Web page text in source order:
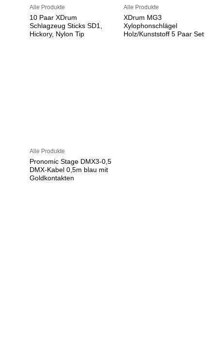
Alle Produkte
10 Paar XDrum
Schlagzeug Sticks SD1,
Hickory, Nylon Tip
Alle Produkte
XDrum MG3
Xylophonschlägel
Holz/Kunststoff 5 Paar Set
Alle Produkte
Pronomic Stage DMX3-0,5
DMX-Kabel 0,5m blau mit
Goldkontakten